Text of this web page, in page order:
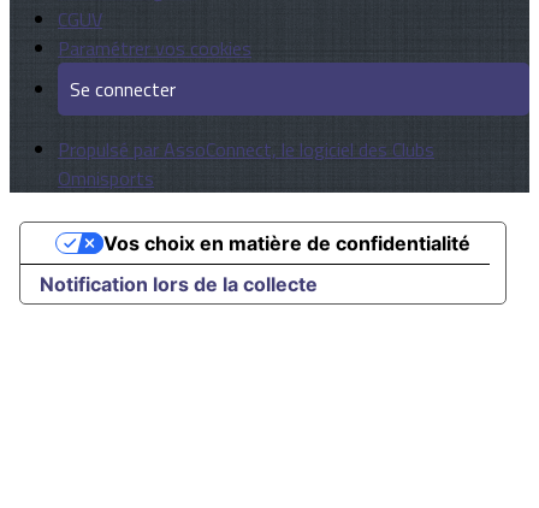
CGUV
Paramétrer vos cookies
Se connecter
Propulsé par AssoConnect, le logiciel des Clubs
Omnisports
Notification lors de la collecte
Vos choix en matière de confidentialité